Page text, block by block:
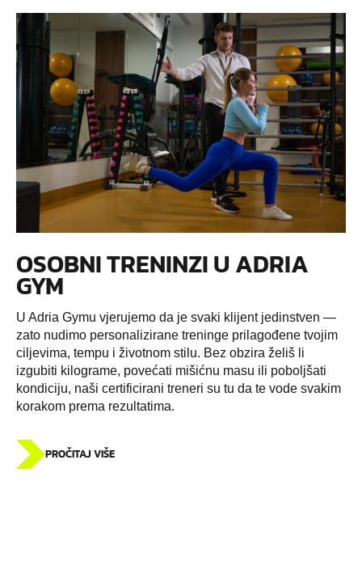
OSOBNI TRENINZI U ADRIA
GYM
U Adria Gymu vjerujemo da je svaki klijent jedinstven —
zato nudimo personalizirane treninge prilagođene tvojim
ciljevima, tempu i životnom stilu. Bez obzira želiš li
izgubiti kilograme, povećati mišićnu masu ili poboljšati
kondiciju, naši certificirani treneri su tu da te vode svakim
korakom prema rezultatima.
PROČITAJ VIŠE